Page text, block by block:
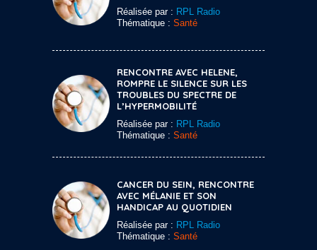
Réalisée par : RPL Radio
Thématique : Santé
RENCONTRE AVEC HELENE,
ROMPRE LE SILENCE SUR LES
TROUBLES DU SPECTRE DE
L’HYPERMOBILITÉ
Réalisée par : RPL Radio
Thématique : Santé
CANCER DU SEIN, RENCONTRE
AVEC MÉLANIE ET SON
HANDICAP AU QUOTIDIEN
Réalisée par : RPL Radio
Thématique : Santé